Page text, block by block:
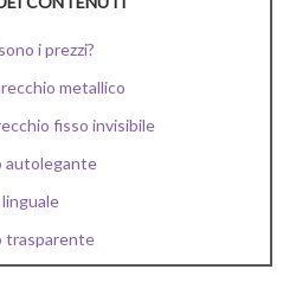
i prezzi?
metallico
fisso invisibile
autolegante
trasparente